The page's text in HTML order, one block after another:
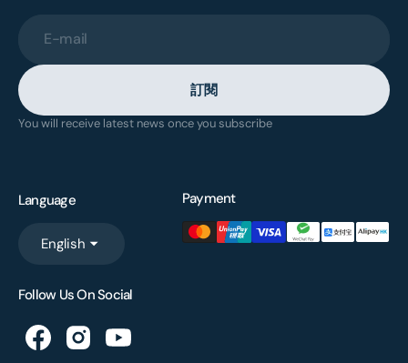
E-mail
訂閱
You will receive latest news once you subscribe
Language
English
Payment
Follow Us On Social